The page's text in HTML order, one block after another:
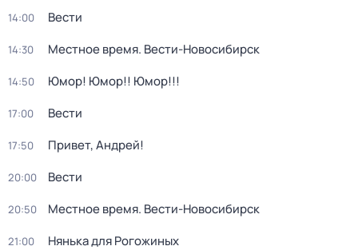
14:00 Вести
14:30 Местное время. Вести-Новосибирск
14:50 Юмор! Юмор!! Юмор!!!
17:00 Вести
17:50 Привет, Андрей!
20:00 Вести
20:50 Местное время. Вести-Новосибирск
21:00 Нянька для Рогожиных